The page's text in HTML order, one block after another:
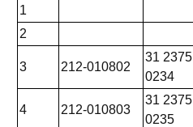
1
2
3 212-010802
31 2375
0234
4 212-010803
31 2375
0235